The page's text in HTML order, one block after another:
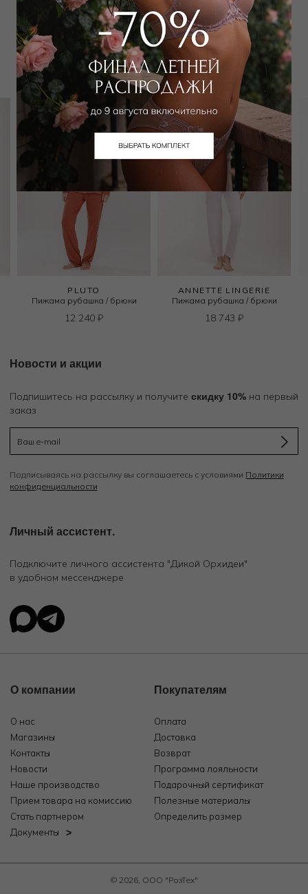
Вам может подойти
PLUTO
Пижама рубашка / брюки
12 240 ₽
ANNETTE LINGERIE
Пижама рубашка / брюки
18 743 ₽
Новости и акции
Подпишитесь на рассылку и получите скидку 10% на первый
заказ
Подписываясь на рассылку вы соглашаетесь с условиями Политики
конфиденциальности
Личный ассистент.
Подключите личного ассистента "Дикой Орхидеи"
в удобном мессенджере
О компании
О нас
Магазины
Контакты
Новости
Наше производство
Прием товара на комиссию
Стать партнером
Документы
Покупателям
Оплата
Доставка
Возврат
Программа лояльности
Подарочный сертификат
Полезные материалы
Определить размер
© 2026, ООО "РозТех"